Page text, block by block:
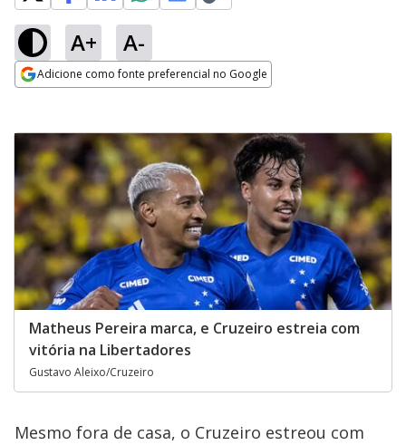
A+ A-
Adicione como fonte preferencial no Google
Matheus Pereira marca, e Cruzeiro estreia com
vitória na Libertadores
Gustavo Aleixo/Cruzeiro
Mesmo fora de casa, o Cruzeiro estreou com